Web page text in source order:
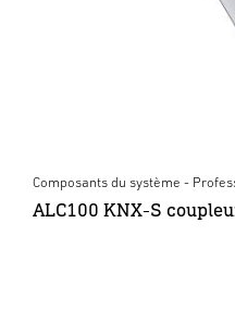
Composants du système -
ALC100 KNX-S